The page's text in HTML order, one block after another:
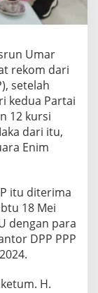
Umar
rekom dari
setelah
kedua Partai
12 kursi
dari itu,
Enim
itu diterima
18 Mei
dengan para
DPP PPP
H.